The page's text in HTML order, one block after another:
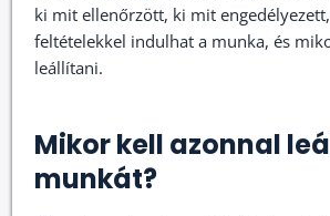
ki mit ellenőrzött, ki mit
feltételekkel indulhat a munka, és
leállítani.
Mikor kell azonnal
munkát?